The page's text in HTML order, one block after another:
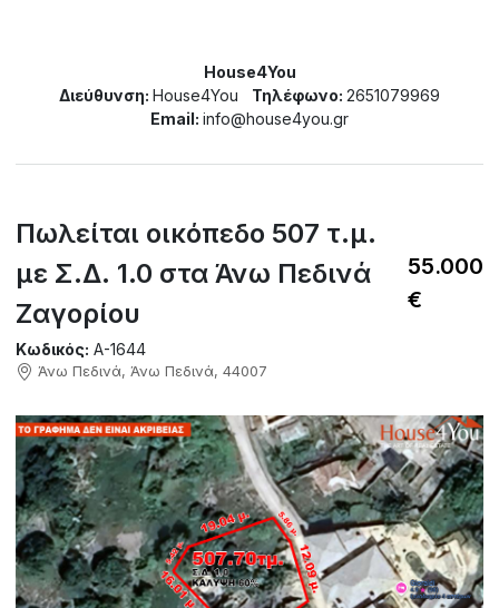
House4You
Διεύθυνση: House4You Τηλέφωνο: 2651079969
Email: info@house4you.gr
Πωλείται οικόπεδο 507 τ.μ.
με Σ.Δ. 1.0 στα Άνω Πεδινά
Ζαγορίου
Κωδικός: A-1644
Άνω Πεδινά, Άνω Πεδινά, 44007
55.000
€